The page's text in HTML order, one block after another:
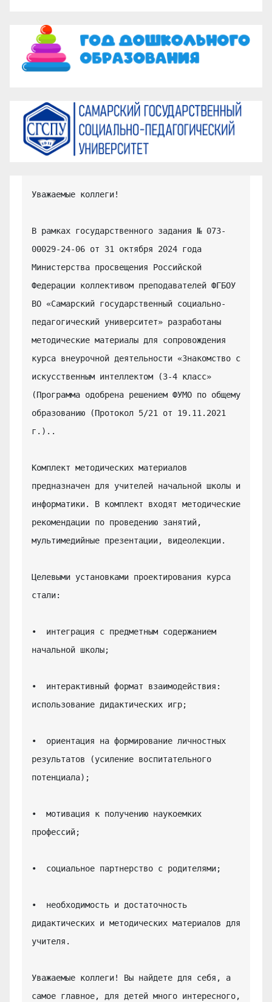
Уважаемые коллеги!
В рамках государственного задания № 073-
00029-24-06 от 31 октября 2024 года
Министерства просвещения Российской
Федерации коллективом преподавателей ФГБОУ
ВО «Самарский государственный социально-
педагогический университет» разработаны
методические материалы для сопровождения
курса внеурочной деятельности «Знакомство с
искусственным интеллектом (3-4 класс»
(Программа одобрена решением ФУМО по общему
образованию (Протокол 5/21 от 19.11.2021
г.)..
Комплект методических материалов
предназначен для учителей начальной школы и
информатики. В комплект входят методические
рекомендации по проведению занятий,
мультимедийные презентации, видеолекции.
Целевыми установками проектирования курса
стали:
•  интеграция с предметным содержанием
начальной школы;
•  интерактивный формат взаимодействия:
использование дидактических игр;
•  ориентация на формирование личностных
результатов (усиление воспитательного
потенциала);
•  мотивация к получению наукоемких
профессий;
•  социальное партнерство с родителями;
•  необходимость и достаточность
дидактических и методических материалов для
учителя.
Уважаемые коллеги! Вы найдете для себя, а
самое главное, для детей много интересного,